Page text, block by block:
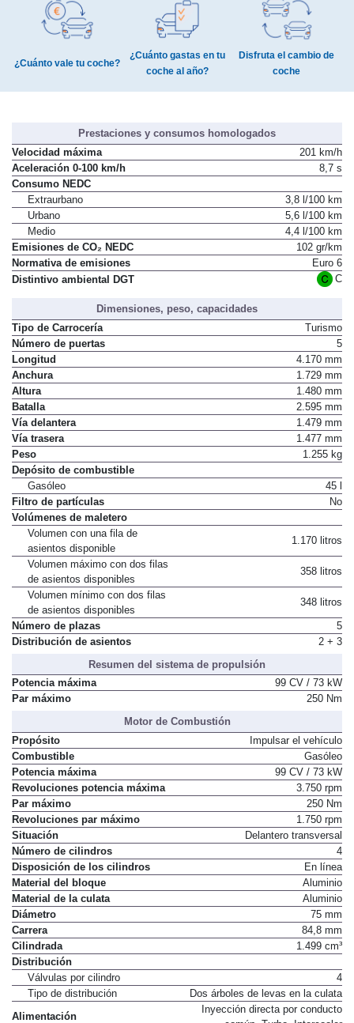
¿Cuánto vale tu coche?
¿Cuánto gastas en tu
coche al año?
Disfruta el cambio de
coche
Prestaciones y consumos homologados
Velocidad máxima
201 km/h
Aceleración 0-100 km/h
8,7 s
Consumo NEDC
Extraurbano
3,8 l/100 km
Urbano
5,6 l/100 km
Medio
4,4 l/100 km
Emisiones de CO₂ NEDC
102 gr/km
Normativa de emisiones
Euro 6
Distintivo ambiental DGT
C
Dimensiones, peso, capacidades
Tipo de Carrocería
Turismo
Número de puertas
5
Longitud
4.170 mm
Anchura
1.729 mm
Altura
1.480 mm
Batalla
2.595 mm
Vía delantera
1.479 mm
Vía trasera
1.477 mm
Peso
1.255 kg
Depósito de combustible
Gasóleo
45 l
Filtro de partículas
No
Volúmenes de maletero
Volumen con una fila de
asientos disponible
1.170 litros
Volumen máximo con dos filas
de asientos disponibles
358 litros
Volumen mínimo con dos filas
de asientos disponibles
348 litros
Número de plazas
5
Distribución de asientos
2 + 3
Resumen del sistema de propulsión
Potencia máxima
99 CV / 73 kW
Par máximo
250 Nm
Motor de Combustión
Propósito
Impulsar el vehículo
Combustible
Gasóleo
Potencia máxima
99 CV / 73 kW
Revoluciones potencia máxima
3.750 rpm
Par máximo
250 Nm
Revoluciones par máximo
1.750 rpm
Situación
Delantero transversal
Número de cilindros
4
Disposición de los cilindros
En línea
Material del bloque
Aluminio
Material de la culata
Aluminio
Diámetro
75 mm
Carrera
84,8 mm
Cilindrada
1.499 cm³
Distribución
Válvulas por cilindro
4
Tipo de distribución
Dos árboles de levas en la culata
Alimentación
Inyección directa por conducto